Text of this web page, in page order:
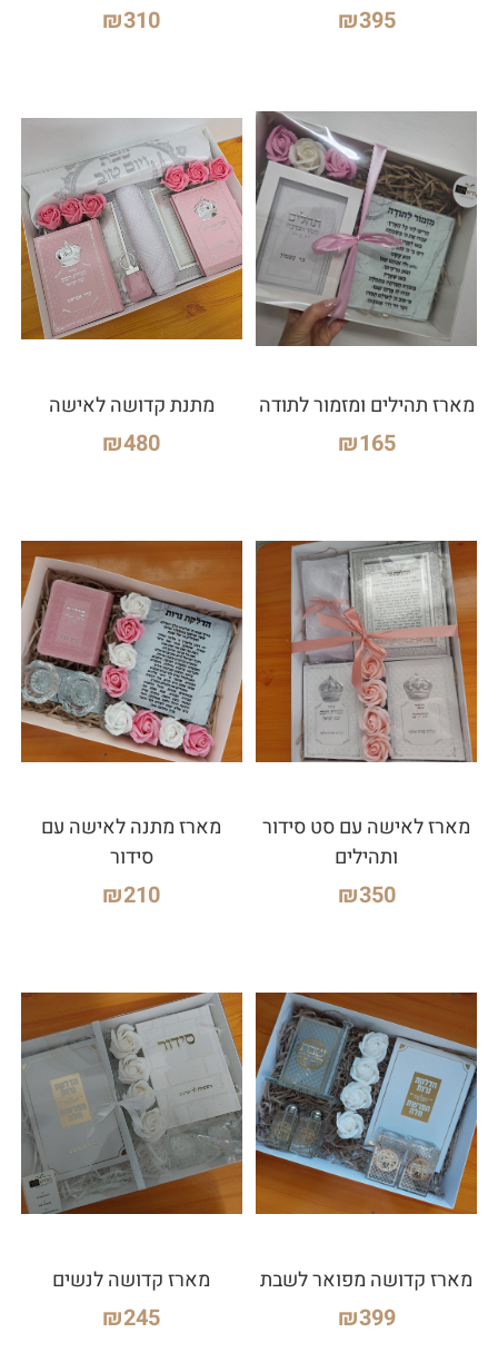
₪395
₪310
מארז תהילים ומזמור לתודה
₪165
מתנת קדושה לאישה
₪480
מארז לאישה עם סט סידור
ותהילים
₪350
מארז מתנה לאישה עם
סידור
₪210
מארז קדושה מפואר לשבת
₪399
מארז קדושה לנשים
₪245